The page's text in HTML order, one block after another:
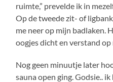
ruimte,” prevelde ik in
Op de tweede zit- of
me neer op mijn badlaken.
oogjes dicht en verstand op
Nog geen minuutje later
sauna open ging. Godsie..